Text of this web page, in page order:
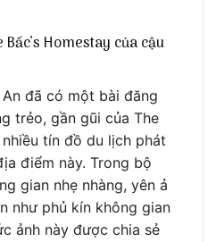
Homestay của cậu
đã có một bài đăng
trẻo, gần gũi của The
nhiều tín đồ du lịch phát
điểm này. Trong bộ
gian nhẹ nhàng, yên ả
như phủ kín không gian
ảnh này được chia sẻ